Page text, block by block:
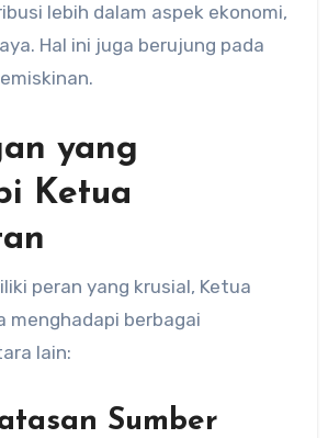
lebih dalam aspek ekonomi,
Hal ini juga berujung pada
yang
Ketua
peran yang krusial, Ketua
menghadapi berbagai
lain:
Sumber